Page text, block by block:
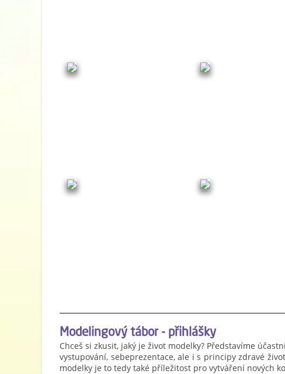
Modelingový tábor - přihlášky
Chceš si zkusit, jaký je život modelky? Představíme
vystupování, sebeprezentace, ale i s principy zdravé
modelky je to tedy také příležitost pro vytváření nových